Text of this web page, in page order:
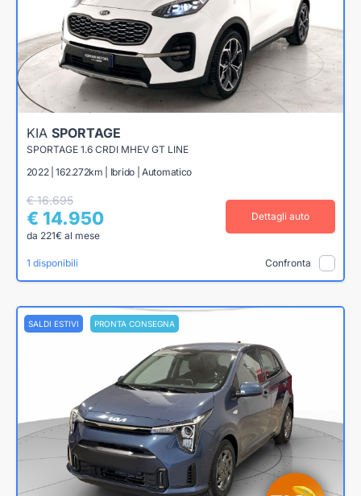
KIA SPORTAGE
SPORTAGE 1.6 CRDI MHEV GT LINE
2022 | 162.272km | Ibrido | Automatico
€ 16.695
€ 14.950
da 221€ al mese
Dettagli auto
1 disponibili Confronta
SALDI ESTIVI PRONTA CONSEGNA